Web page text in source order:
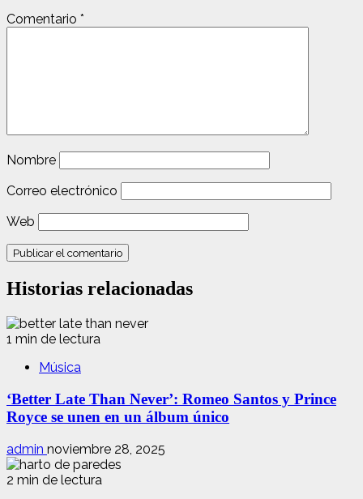
Comentario *
Nombre
Correo electrónico
Web
Historias relacionadas
1 min de lectura
Música
‘Better Late Than Never’: Romeo Santos y Prince
Royce se unen en un álbum único
admin noviembre 28, 2025
2 min de lectura